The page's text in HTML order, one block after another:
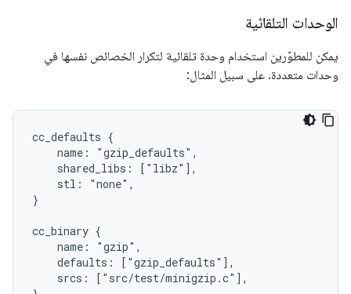
الوحدات التلقائية
يمكن للمطوّرين استخدام وحدة تلقائية لتكرار الخصائص نفسها في
وحدات متعددة. على سبيل المثال:
cc_defaults {
    name: "gzip_defaults",
    shared_libs: ["libz"],
    stl: "none",
}
cc_binary {
    name: "gzip",
    defaults: ["gzip_defaults"],
    srcs: ["src/test/minigzip.c"],